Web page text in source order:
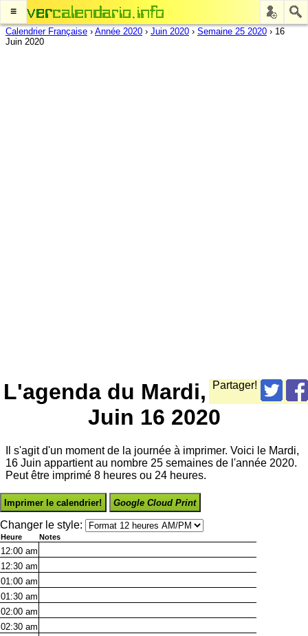
≡
Calendrier Française › Année 2020 › Juin 2020 › Semaine 25 2020 › 16
Juin 2020
Partager!
L'agenda du Mardi,
Juin 16 2020
Il s'agit d'un moment de la journée à imprimer. Voici le Mardi,
16 Juin appartient au nombre 25 semaines de l'année 2020.
Peut être imprimé 8 heures ou 24 heures.
Imprimer le calendrier! Google Cloud Print
Changer le style:
Heure Notes
12:00 am
12:30 am
01:00 am
01:30 am
02:00 am
02:30 am